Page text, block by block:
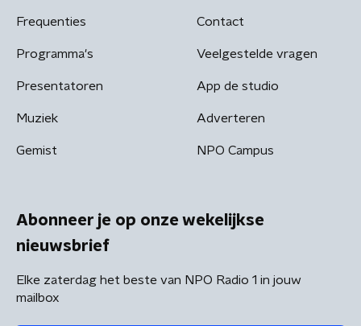
Frequenties
Programma's
Presentatoren
Muziek
Gemist
Contact
Veelgestelde vragen
App de studio
Adverteren
NPO Campus
Abonneer je op onze wekelijkse
nieuwsbrief
Elke zaterdag het beste van NPO Radio 1 in jouw
mailbox